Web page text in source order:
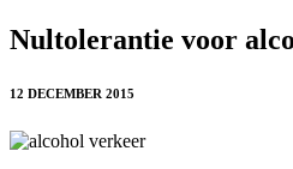
Nultolerantie voor
12 DECEMBER 2015